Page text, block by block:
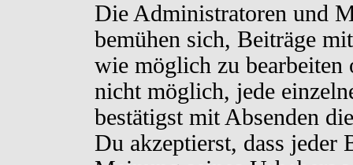
Die Administratoren und
bemühen sich, Beiträge
wie möglich zu bearbeiten
nicht möglich, jede
bestätigst mit Absenden
Du akzeptierst, dass jeder